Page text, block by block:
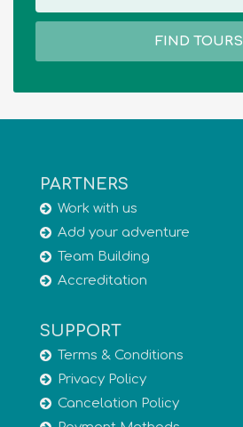
FIND TOURS
PARTNERS
Work with us
Add your adventure
Team Building
Accreditation
SUPPORT
Terms & Conditions
Privacy Policy
Cancelation Policy